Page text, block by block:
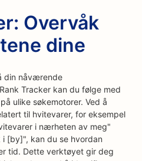
Overvåk
dine
din nåværende
Tracker kan du følge med
ulike søkemotorer. Ved å
til hvitevarer, for eksempel
i nærheten av meg"
[by]", kan du se hvordan
tid. Dette verktøyet gir deg